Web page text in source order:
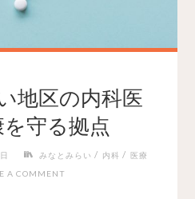
地区の内科医
守る拠点
みなとみらい / 内科 /
医療
A COMMENT